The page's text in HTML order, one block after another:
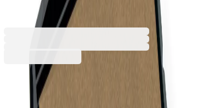
1085220518
Баркод: 1804006700
18,75 лв.
Купи